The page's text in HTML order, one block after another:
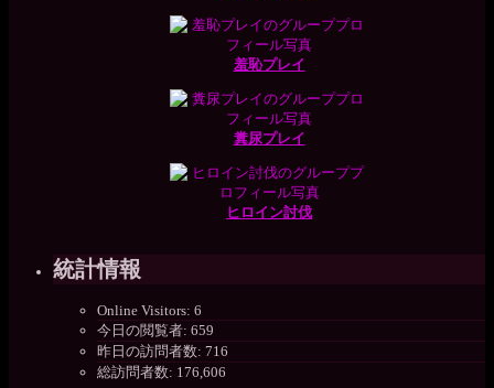
羞恥プレイ
糞尿プレイ
ヒロイン討伐
統計情報
Online Visitors: 6
今日の閲覧者: 659
昨日の訪問者数: 716
総訪問者数: 176,606